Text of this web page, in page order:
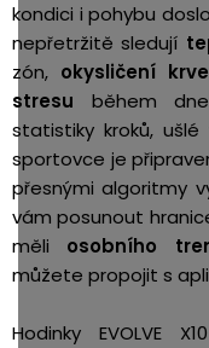
kondici i pohybu
nepřetržitě sledují
zón, okysličení
stresu během
statistiky kroků, ušlé
sportovce je
přesnými algoritmy
vám posunout
měli osobního
můžete propojit s
Hodinky EVOLVE